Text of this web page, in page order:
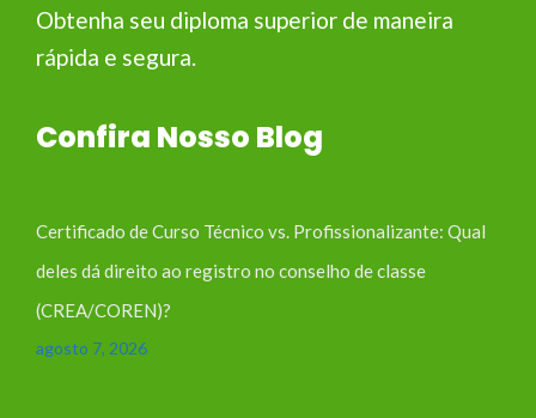
Obtenha seu diploma superior de maneira
rápida e segura.
Confira Nosso Blog
Certificado de Curso Técnico vs. Profissionalizante: Qual
deles dá direito ao registro no conselho de classe
(CREA/COREN)?
agosto 7, 2026